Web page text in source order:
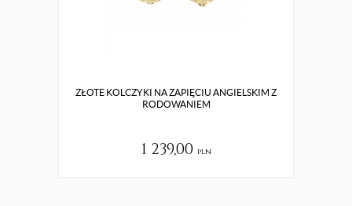
ZŁOTE KOLCZYKI NA ZAPIĘCIU ANGIELSKIM Z
RODOWANIEM
1 239,00 pln